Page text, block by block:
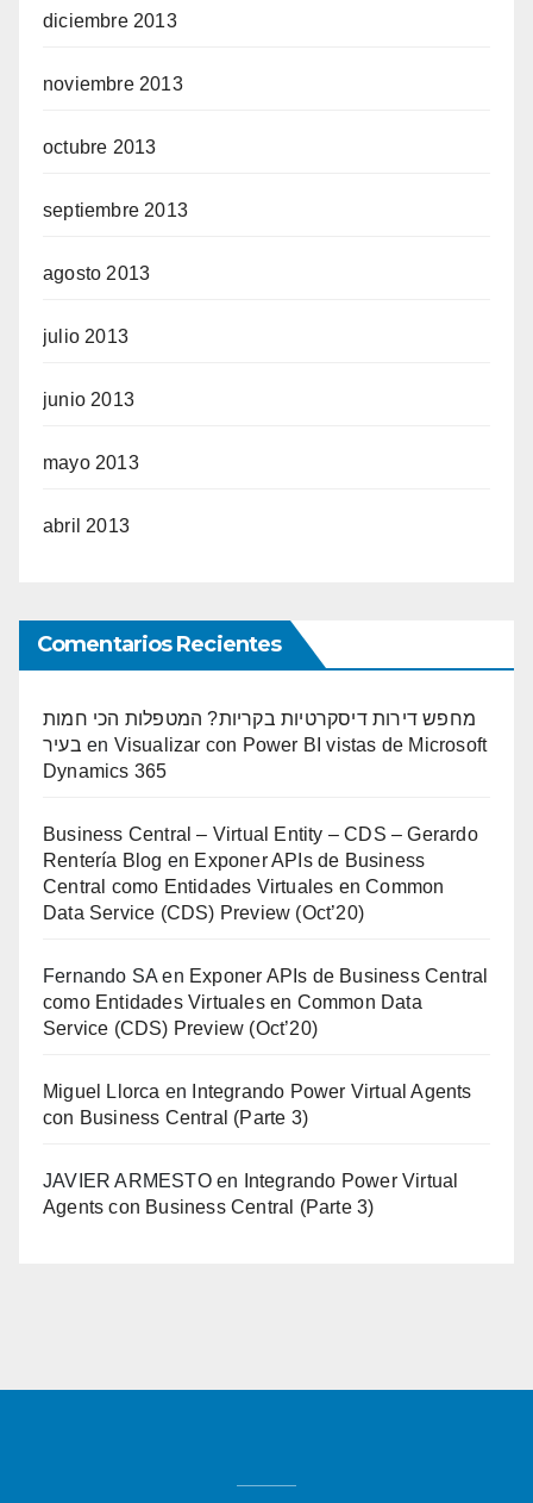
diciembre 2013
noviembre 2013
octubre 2013
septiembre 2013
agosto 2013
julio 2013
junio 2013
mayo 2013
abril 2013
Comentarios Recientes
מחפש דירות דיסקרטיות בקריות? המטפלות הכי חמות
בעיר en Visualizar con Power BI vistas de Microsoft
Dynamics 365
Business Central – Virtual Entity – CDS – Gerardo
Rentería Blog en Exponer APIs de Business
Central como Entidades Virtuales en Common
Data Service (CDS) Preview (Oct’20)
Fernando SA en Exponer APIs de Business Central
como Entidades Virtuales en Common Data
Service (CDS) Preview (Oct’20)
Miguel Llorca en
Integrando Power Virtual Agents
con Business Central (Parte 3)
JAVIER ARMESTOen
Integrando Power Virtual
Agents con Business Central (Parte 3)